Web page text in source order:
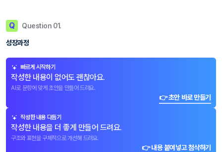
Q Question 01.
성장과정
빠르게 시작하기
작성한 내용이 없어도 괜찮아요.
AI로 문항에 맞게 초안을 만들어 드려요.
👉 초안 바로 만들기
작성한 내용 다듬기
작성한 내용을 더 좋게 만들어 드려요.
구조와 표현을 구체적으로 개선해 드려요.
👉 내용 붙여넣고 첨삭하기